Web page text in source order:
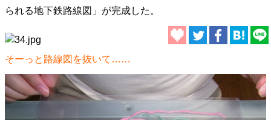
られる地下鉄路線図」が完成した。
そーっと路線図を抜いて……